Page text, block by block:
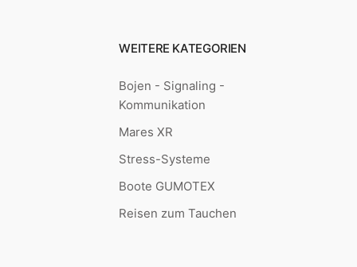
WEITERE KATEGORIEN
Bojen - Signaling -
Kommunikation
Mares XR
Stress-Systeme
Boote GUMOTEX
Reisen zum Tauchen